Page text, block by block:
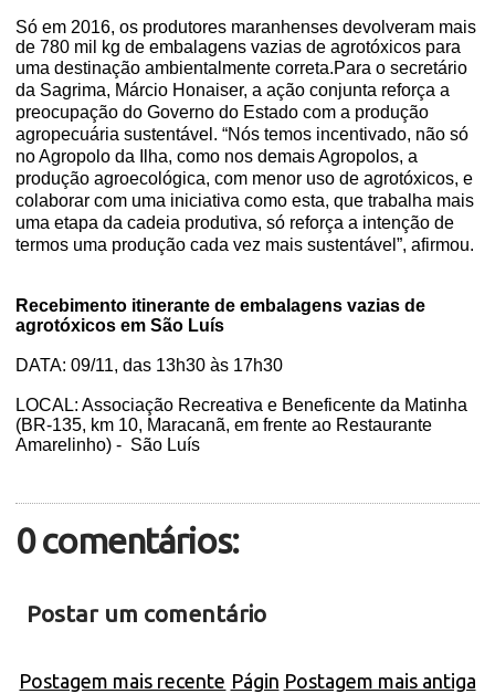
Só em 2016, os produtores maranhenses devolveram mais
de 780 mil kg de embalagens vazias de agrotóxicos para
uma destinação ambientalmente correta.Para o secretário
da Sagrima, Márcio Honaiser, a ação conjunta reforça a
preocupação do Governo do Estado com a produção
agropecuária sustentável. “Nós temos incentivado, não só
no Agropolo da Ilha, como nos demais Agropolos, a
produção agroecológica, com menor uso de agrotóxicos, e
colaborar com uma iniciativa como esta, que trabalha mais
uma etapa da cadeia produtiva, só reforça a intenção de
termos uma produção cada vez mais sustentável”, afirmou.
Recebimento itinerante de embalagens vazias de
agrotóxicos em São Luís
DATA: 09/11, das 13h30 às 17h30
LOCAL: Associação Recreativa e Beneficente da Matinha
(BR-135, km 10, Maracanã, em frente ao Restaurante
Amarelinho) - São Luís
0 comentários:
Postar um comentário
Postagem mais recente Postagem mais antiga
Págin